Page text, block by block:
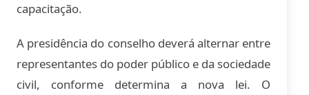
capacitação.
A presidência do conselho deverá alternar entre
representantes do poder público e da sociedade
civil, conforme determina a nova lei. O